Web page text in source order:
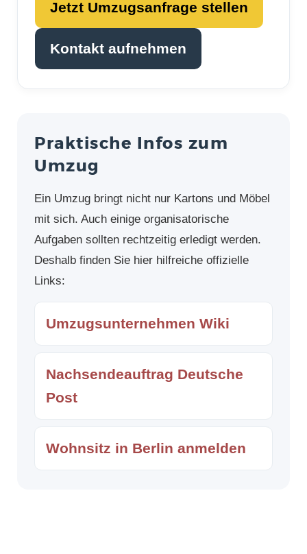
Jetzt Umzugsanfrage stellen
Kontakt aufnehmen
Praktische Infos zum
Umzug
Ein Umzug bringt nicht nur Kartons und Möbel
mit sich. Auch einige organisatorische
Aufgaben sollten rechtzeitig erledigt werden.
Deshalb finden Sie hier hilfreiche offizielle
Links:
Umzugsunternehmen Wiki
Nachsendeauftrag Deutsche
Post
Wohnsitz in Berlin anmelden